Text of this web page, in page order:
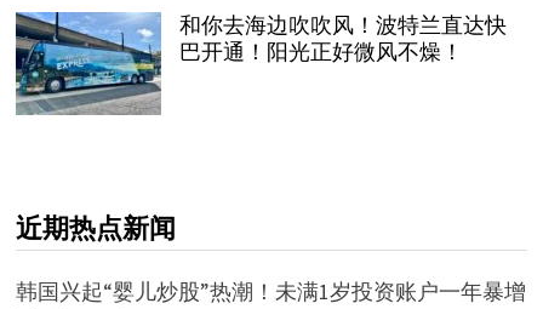
和你去海边吹吹风！波特兰直达快
巴开通！阳光正好微风不燥！
近期热点新闻
韩国兴起“婴儿炒股”热潮！未满1岁投资账户一年暴增